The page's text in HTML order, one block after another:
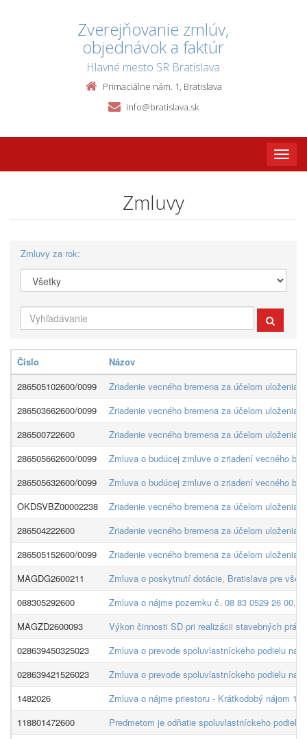
Zverejňovanie zmlúv,
objednávok a faktúr
Hlavné mesto SR Bratislava
Primaciálne nám. 1, Bratislava
info@bratislava.sk
Toggle
Zmluvy
Zmluvy za rok:
Číslo
Názov
286505102600/0099
Zriadenie vecného bremena za účelom
286503662600/0099
Zriadenie vecného bremena za účelom
286500722600
Zriadenie vecného bremena za účelom
286505662600/0099
Zmluva o budúcej zmluve o zriadení vecného
286505632600/0099
Zmluva o budúcej zmluve o zriadení vecného
OKDSVBZ00002238
Zriadenie vecného bremena za účelom
286504222600
Zriadenie vecného bremena za účelom uloženia
286505152600/0099
Zriadenie vecného bremena za účelom
MAGDG2600211
Zmluva o poskytnutí dotácie, Bratislava pre
088305292600
Zmluva o nájme pozemku č. 08 83 0529 26 00,
MAGZD2600093
Výkon činnosti SD pri realizácii stavebných prác
028639450325023
Zmluva o prevode spoluvlastníckeho podielu na
028639421526023
Zmluva o prevode spoluvlastníckeho podielu na
1482026
Zmluva o nájme priestoru - Krátkodobý nájom
118801472600
Predmetom je odňatie spoluvlastníckeho